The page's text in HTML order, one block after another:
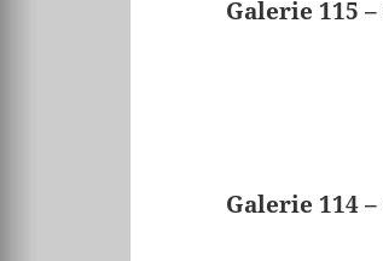
Galerie 115
Galerie 114